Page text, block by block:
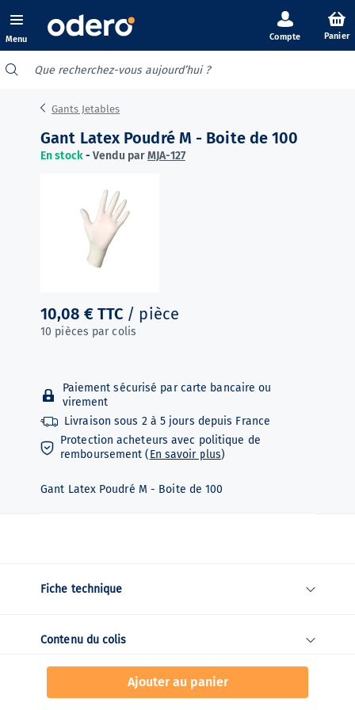
Menu Panier
Gants Jetables
Gant Latex Poudré M - Boite de 100
En stock-Vendu parMJA-127
10,08 € TTC / pièce
10 pièces par colis
Paiement sécurisé par carte bancaire ou
virement
Livraison sous 2 à 5 jours depuis France
Protection acheteurs avec politique de
remboursement (En savoir plus)
Gant Latex Poudré M - Boite de 100
Ajouter au panier
Fiche technique
Contenu du colis
Produit vendu par